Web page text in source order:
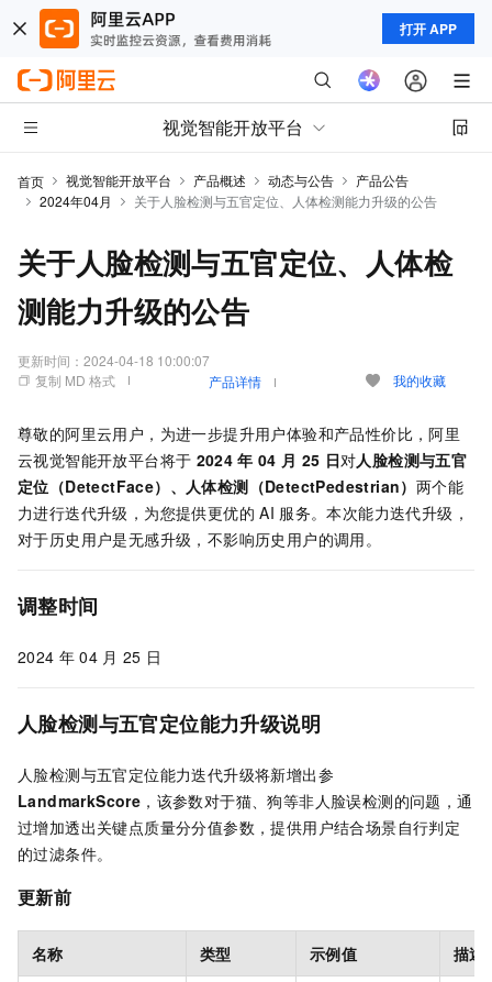
打开 APP
视觉智能开放平台
首页 视觉智能开放平台 产品概述 动态与公告
产品公告
2024年04月
关于人脸检测与五官定位、人体检测能力升级的公告
关于人脸检测与五官定位、人体检
测能力升级的公告
更新时间： 2024-04-18 10:00:07
复制 MD 格式
产品详情 我的收藏
尊敬的阿里云用户，为进一步提升用户体验和产品性价比，阿里
云视觉智能开放平台将于 2024 年 04 月 25 日对人脸检测与五官
定位（DetectFace）、人体检测（DetectPedestrian） 两个能
力进行迭代升级，为您提供更优的 AI 服务。本次能力迭代升级，
对于历史用户是无感升级，不影响历史用户的调用。
调整时间
2024 年 04 月 25 日
人脸检测与五官定位能力升级说明
人脸检测与五官定位能力迭代升级将新增出参
LandmarkScore ，该参数对于猫、狗等非人脸误检测的问题，通
过增加透出关键点质量分分值参数，提供用户结合场景自行判定
的过滤条件。
更新前
名称 类型 示例值 描述